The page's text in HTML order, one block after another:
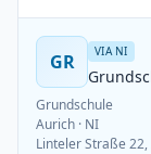
GR VIA NI
Grundschule
Aurich · NI
Linteler Straße